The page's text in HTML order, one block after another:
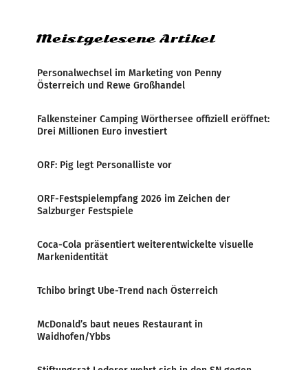
Meistgelesene Artikel
Personalwechsel im Marketing von Penny
Österreich und Rewe Großhandel
Falkensteiner Camping Wörthersee offiziell eröffnet:
Drei Millionen Euro investiert
ORF: Pig legt Personalliste vor
ORF-Festspielempfang 2026 im Zeichen der
Salzburger Festspiele
Coca-Cola präsentiert weiterentwickelte visuelle
Markenidentität
Tchibo bringt Ube-Trend nach Österreich
McDonald’s baut neues Restaurant in
Waidhofen/Ybbs